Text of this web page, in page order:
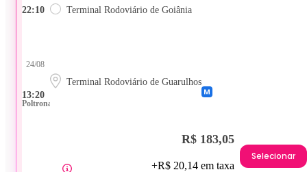
22:10 Terminal Rodoviário de Goiânia
13:20
24/08
Terminal Rodoviário de Guarulhos
Poltrona
R$ 183,05
+R$ 20,14 em taxa
Selecionar